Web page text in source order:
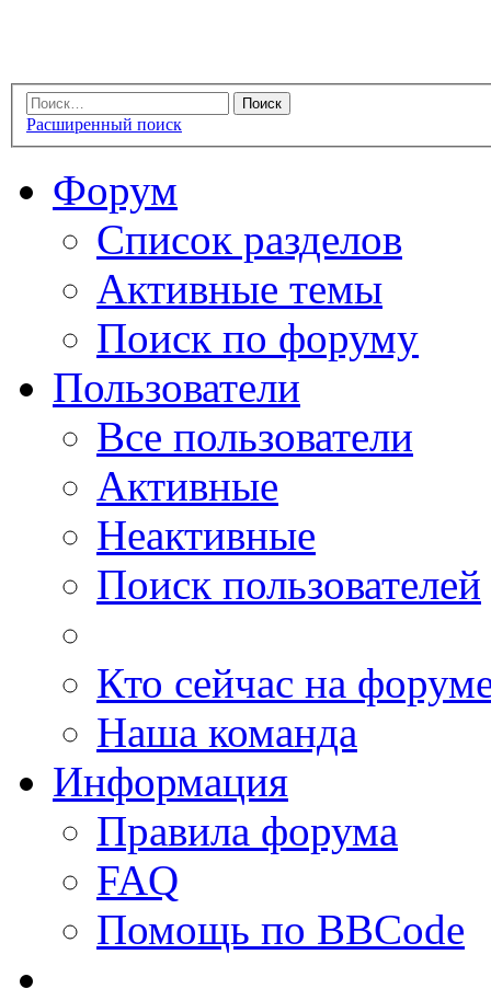
Расширенный поиск
Форум
Список разделов
Активные темы
Поиск по форуму
Пользователи
Все пользователи
Активные
Неактивные
Поиск пользователей
Кто сейчас на
Наша команда
Информация
Правила форума
FAQ
Помощь по BBCode